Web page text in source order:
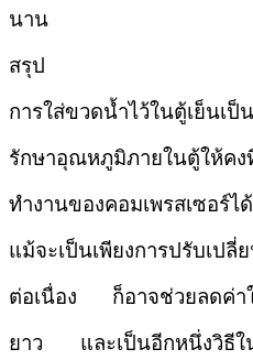
นาน
สรุป
การใส่ขวดน้ำไว้ในตู้เย็น
รักษาอุณหภูมิภายในตู้ให้
ทำงานของคอมเพรสเซอร์ได้
แม้จะเป็นเพียงการปรับเป
ต่อเนื่อง ก็อาจช่วยลดค่าใ
ยาว และเป็นอีกหนึ่งวิธีใน